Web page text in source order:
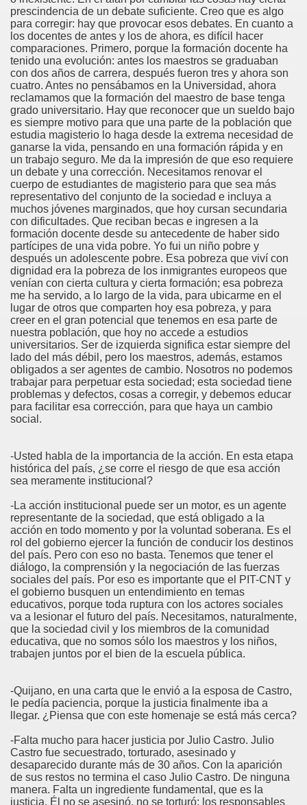
prescindencia de un debate suficiente. Creo que es algo
para corregir: hay que provocar esos debates. En cuanto a
los docentes de antes y los de ahora, es difícil hacer
comparaciones. Primero, porque la formación docente ha
tenido una evolución: antes los maestros se graduaban
con dos años de carrera, después fueron tres y ahora son
cuatro. Antes no pensábamos en la Universidad, ahora
reclamamos que la formación del maestro de base tenga
grado universitario. Hay que reconocer que un sueldo bajo
es siempre motivo para que una parte de la población que
estudia magisterio lo haga desde la extrema necesidad de
ganarse la vida, pensando en una formación rápida y en
un trabajo seguro. Me da la impresión de que eso requiere
un debate y una corrección. Necesitamos renovar el
cuerpo de estudiantes de magisterio para que sea más
representativo del conjunto de la sociedad e incluya a
muchos jóvenes marginados, que hoy cursan secundaria
con dificultades. Que reciban becas e ingresen a la
formación docente desde su antecedente de haber sido
partícipes de una vida pobre. Yo fui un niño pobre y
después un adolescente pobre. Esa pobreza que viví con
dignidad era la pobreza de los inmigrantes europeos que
venían con cierta cultura y cierta formación; esa pobreza
me ha servido, a lo largo de la vida, para ubicarme en el
lugar de otros que comparten hoy esa pobreza, y para
creer en el gran potencial que tenemos en esa parte de
nuestra población, que hoy no accede a estudios
universitarios. Ser de izquierda significa estar siempre del
lado del más débil, pero los maestros, además, estamos
obligados a ser agentes de cambio. Nosotros no podemos
trabajar para perpetuar esta sociedad; esta sociedad tiene
problemas y defectos, cosas a corregir, y debemos educar
para facilitar esa corrección, para que haya un cambio
social.
-Usted habla de la importancia de la acción. En esta etapa
histórica del país, ¿se corre el riesgo de que esa acción
sea meramente institucional?
-La acción institucional puede ser un motor, es un agente
representante de la sociedad, que está obligado a la
acción en todo momento y por la voluntad soberana. Es el
rol del gobierno ejercer la función de conducir los destinos
del país. Pero con eso no basta. Tenemos que tener el
diálogo, la comprensión y la negociación de las fuerzas
sociales del país. Por eso es importante que el PIT-CNT y
el gobierno busquen un entendimiento en temas
educativos, porque toda ruptura con los actores sociales
va a lesionar el futuro del país. Necesitamos, naturalmente,
que la sociedad civil y los miembros de la comunidad
educativa, que no somos sólo los maestros y los niños,
trabajen juntos por el bien de la escuela pública.
-Quijano, en una carta que le envió a la esposa de Castro,
le pedía paciencia, porque la justicia finalmente iba a
llegar. ¿Piensa que con este homenaje se está más cerca?
-Falta mucho para hacer justicia por Julio Castro. Julio
Castro fue secuestrado, torturado, asesinado y
desaparecido durante más de 30 años. Con la aparición
de sus restos no termina el caso Julio Castro. De ninguna
manera. Falta un ingrediente fundamental, que es la
justicia. Él no se asesinó, no se torturó; los responsables